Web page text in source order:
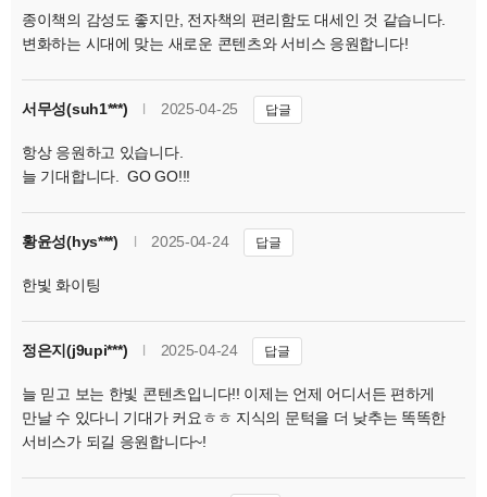
종이책의 감성도 좋지만, 전자책의 편리함도 대세인 것 같습니다.
변화하는 시대에 맞는 새로운 콘텐츠와 서비스 응원합니다!
서무성(suh1***) l 2025-04-25 답글
항상 응원하고 있습니다.
늘 기대합니다. GO GO!!!
황윤성(hys***) l 2025-04-24 답글
한빛 화이팅
정은지(j9upi***) l 2025-04-24 답글
늘 믿고 보는 한빛 콘텐츠입니다!! 이제는 언제 어디서든 편하게
만날 수 있다니 기대가 커요ㅎㅎ 지식의 문턱을 더 낮추는 똑똑한
서비스가 되길 응원합니다~!